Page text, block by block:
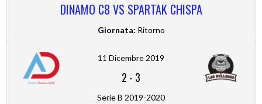
DINAMO C8 VS SPARTAK CHISPA
Giornata: Ritorno
11 Dicembre 2019
2 - 3
Serie B 2019-2020